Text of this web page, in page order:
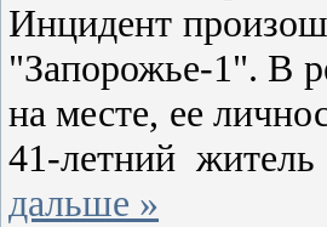
Инцидент
"Запорожье-1". В
на месте, ее
41-летний
дальше »